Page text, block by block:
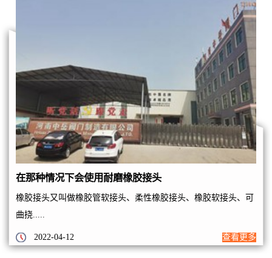
在那种情况下会使用耐磨橡胶接头
橡胶接头又叫做橡胶管软接头、柔性橡胶接头、橡胶软接头、可
曲挠.....
2022-04-12 查看更多